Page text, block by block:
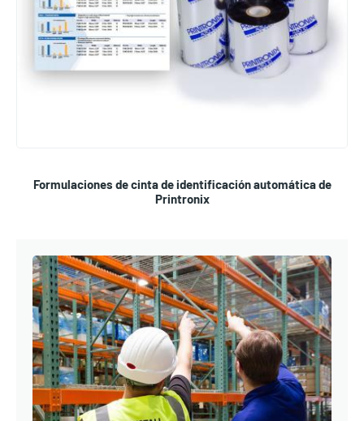
Formulaciones de cinta de identificación automática de
Printronix